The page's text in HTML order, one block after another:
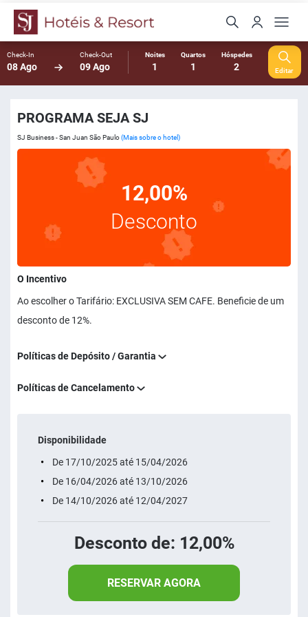
Check-In
08 Ago
Check-Out
09 Ago
Noites
1
Quartos
1
Hóspedes
2 Editar
PROGRAMA SEJA SJ
SJ Business - San Juan São Paulo(Mais sobre o hotel)
12,00%
Desconto
O Incentivo
Ao escolher o Tarifário: EXCLUSIVA SEM CAFE. Beneficie de um
desconto de 12%.
Políticas de Depósito / Garantia
Políticas de Cancelamento
Disponibilidade
De 17/10/2025 até 15/04/2026
De 16/04/2026 até 13/10/2026
De 14/10/2026 até 12/04/2027
Desconto de: 12,00%
RESERVAR AGORA